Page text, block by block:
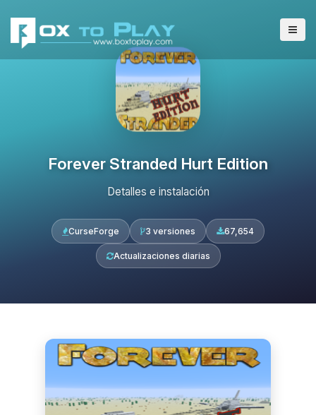
Forever Stranded Hurt Edition
Detalles e instalación
CurseForge 3 versiones 67,654
Actualizaciones diarias